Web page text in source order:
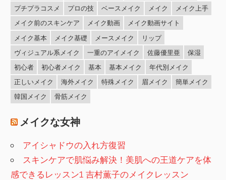
プチプラコスメ
プロの技 ベースメイク メイク
メイク上手
メイク前のスキンケア
メイク動画
メイク動画サイト
メイク基本
メイク基礎 メースメイク
リップ
ヴィジュアル系メイク
一重のアイメイク 佐藤優里亜
保湿
初心者
初心者メイク 基本 基本メイク
年代別メイク
正しいメイク
海外メイク 特殊メイク 眉メイク
簡単メイク
韓国メイク
骨筋メイク
メイクな女神
アイシャドウの入れ方復習
スキンケアで肌悩み解決！美肌への王道ケアを体
感できるレッスン1 吉村薫子のメイクレッスン